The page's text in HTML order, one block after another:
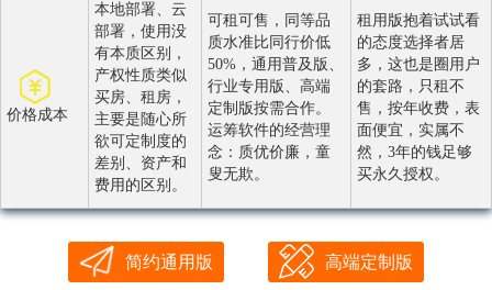
价格成本
本地部署、云
部署，使用没
有本质区别，
产权性质类似
买房、租房，
主要是随心所
欲可定制度的
差别、资产和
费用的区别。
可租可售，同等品
质水准比同行价低
50%，通用普及版、
行业专用版、高端
定制版按需合作。
运筹软件的经营理
念：质优价廉，童
叟无欺。
租用版抱着试试看
的态度选择者居
多，这也是圈用户
的套路，只租不
售，按年收费，表
面便宜，实属不
然，3年的钱足够
买永久授权。
简约通用版 高端定制版